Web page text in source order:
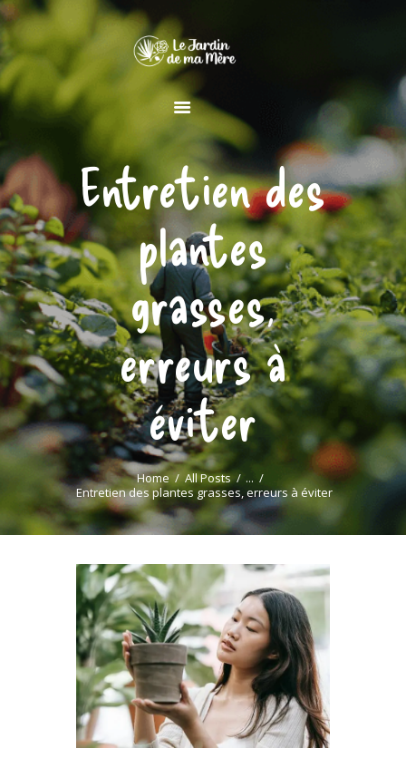
Entretien des
plantes
grasses,
erreurs à
éviter
Home All Posts
...
Entretien des plantes grasses, erreurs à éviter
MAISON
JARDIN
DÉCORATION